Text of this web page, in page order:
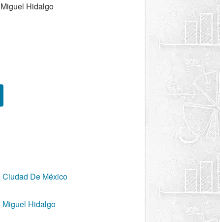
Hidalgo
De México
Miguel Hidalgo